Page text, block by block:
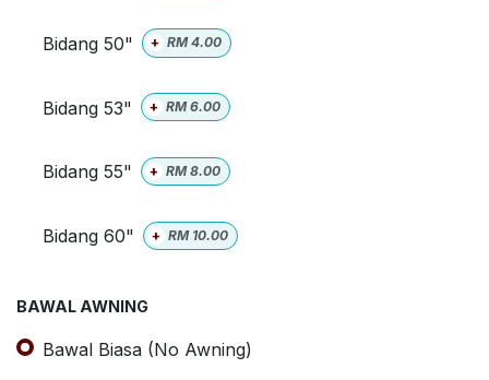
Bidang 50" + RM4.00
Bidang 53" + RM6.00
Bidang 55" + RM8.00
Bidang 60" + RM 10.00
BAWAL AWNING
Bawal Biasa (No Awning)